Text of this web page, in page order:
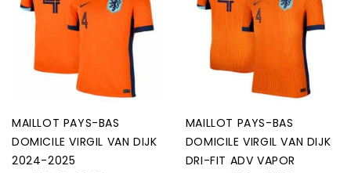
MAILLOT PAYS-BAS
DOMICILE VIRGIL VAN DIJK
2024-2025
MAILLOT PAYS-BAS
DOMICILE VIRGIL VAN DIJK
DRI-FIT ADV VAPOR